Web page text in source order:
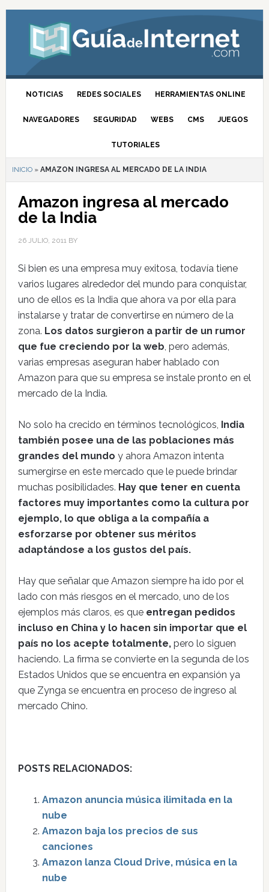
NOTICIAS REDES SOCIALES HERRAMIENTAS ONLINE
NAVEGADORES SEGURIDAD WEBS CMS JUEGOS
TUTORIALES
INICIO» AMAZON INGRESA AL MERCADO DE LA INDIA
Amazon ingresa al mercado
de la India
26 JULIO, 2011BY
Si bien es una empresa muy exitosa, todavía tiene
varios lugares alrededor del mundo para conquistar,
uno de ellos es la India que ahora va por ella para
instalarse y tratar de convertirse en número de la
zona. Los datos surgieron a partir de un rumor
que fue creciendo por la web, pero además,
varias empresas aseguran haber hablado con
Amazon para que su empresa se instale pronto en el
mercado de la India.
No solo ha crecido en términos tecnológicos, India
también posee una de las poblaciones más
grandes del mundo y ahora Amazon intenta
sumergirse en este mercado que le puede brindar
muchas posibilidades. Hay que tener en cuenta
factores muy importantes como la cultura por
ejemplo, lo que obliga a la compañía a
esforzarse por obtener sus méritos
adaptándose a los gustos del país.
Hay que señalar que Amazon siempre ha ido por el
lado con más riesgos en el mercado, uno de los
ejemplos más claros, es que entregan pedidos
incluso en China y lo hacen sin importar que el
país no los acepte totalmente,pero lo siguen
haciendo. La firma se convierte en la segunda de los
Estados Unidos que se encuentra en expansión ya
que Zynga se encuentra en proceso de ingreso al
mercado Chino.
POSTS RELACIONADOS:
Amazon anuncia música ilimitada en la
nube
Amazon baja los precios de sus
canciones
Amazon lanza Cloud Drive, música en la
nube